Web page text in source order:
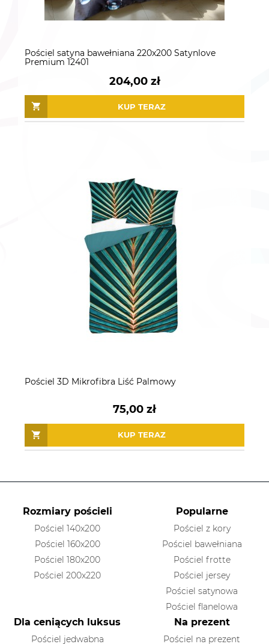
Pościel satyna bawełniana 220x200 Satynlove
Premium 12401
204,00 zł
KUP TERAZ
Pościel 3D Mikrofibra Liść Palmowy
75,00 zł
KUP TERAZ
Rozmiary pościeli
Pościel 140x200
Pościel 160x200
Pościel 180x200
Pościel 200x220
Popularne
Pościel z kory
Pościel bawełniana
Pościel frotte
Pościel jersey
Pościel satynowa
Pościel flanelowa
Dla ceniących luksus
Pościel jedwabna
Na prezent
Pościel na prezent